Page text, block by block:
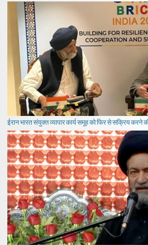
ईरान भारत संयुक्त व्यापार कार्य समूह को फिर से सक्रिय करने